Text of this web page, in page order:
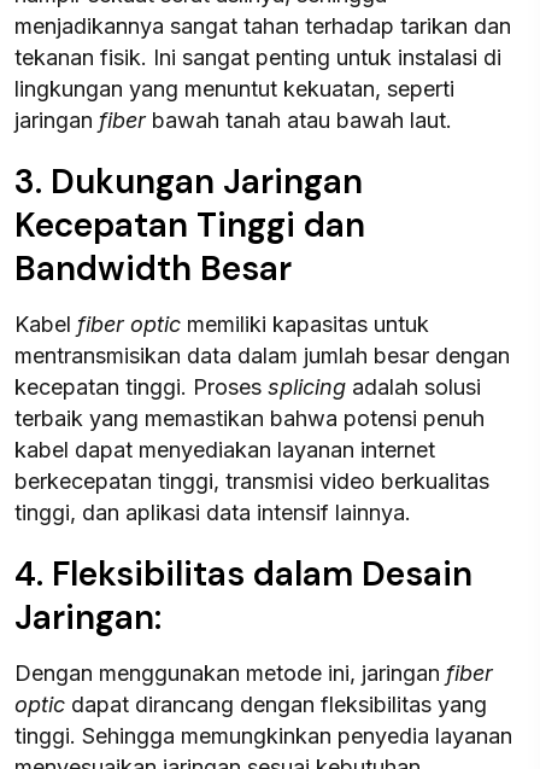
menjadikannya sangat tahan terhadap tarikan dan
tekanan fisik. Ini sangat penting untuk instalasi di
lingkungan yang menuntut kekuatan, seperti
jaringan fiber bawah tanah atau bawah laut.
3. Dukungan Jaringan
Kecepatan Tinggi dan
Bandwidth Besar
Kabel fiber optic memiliki kapasitas untuk
mentransmisikan data dalam jumlah besar dengan
kecepatan tinggi. Proses splicing adalah solusi
terbaik yang memastikan bahwa potensi penuh
kabel dapat menyediakan layanan internet
berkecepatan tinggi, transmisi video berkualitas
tinggi, dan aplikasi data intensif lainnya.
4. Fleksibilitas dalam Desain
Jaringan:
Dengan menggunakan metode ini, jaringan fiber
optic dapat dirancang dengan fleksibilitas yang
tinggi. Sehingga memungkinkan penyedia layanan